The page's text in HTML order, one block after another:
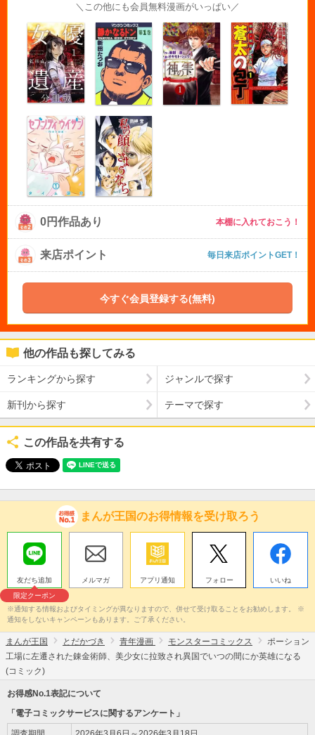
＼この他にも会員無料漫画がいっぱい／
0円作品あり 本棚に入れておこう！
来店ポイント 毎日来店ポイントGET！
今すぐ会員登録する(無料)
他の作品も探してみる
ランキングから探す ジャンルで探す
新刊から探す テーマで探す
この作品を共有する
まんが王国のお得情報を受け取ろう
友だち追加
限定クーポン
メルマガ アプリ通知 フォロー いいね
※通知する情報およびタイミングが異なりますので、併せて受け取ることをお勧めします。 ※
通知をしないキャンペーンもあります。ご了承ください。
まんが王国 とだかづき 青年漫画 モンスターコミックス
ポーション
工場に左遷された錬金術師、美少女に拉致され異国でいつの間にか英雄になる
(コミック)
お得感No.1表記について
「電子コミックサービスに関するアンケート」